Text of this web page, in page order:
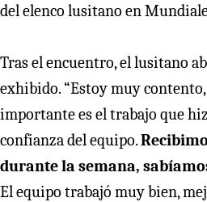
del elenco lusitano en
Tras el encuentro, el lusitano
exhibido. “Estoy muy
importante es el trabajo que
confianza del equipo.
durante la semana,
El equipo trabajó muy bien,